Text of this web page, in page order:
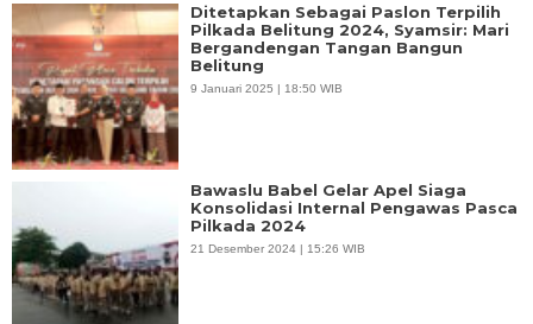
Ditetapkan Sebagai Paslon Terpilih
Pilkada Belitung 2024, Syamsir: Mari
Bergandengan Tangan Bangun
Belitung
9 Januari 2025 | 18:50 WIB
Bawaslu Babel Gelar Apel Siaga
Konsolidasi Internal Pengawas Pasca
Pilkada 2024
21 Desember 2024 | 15:26 WIB